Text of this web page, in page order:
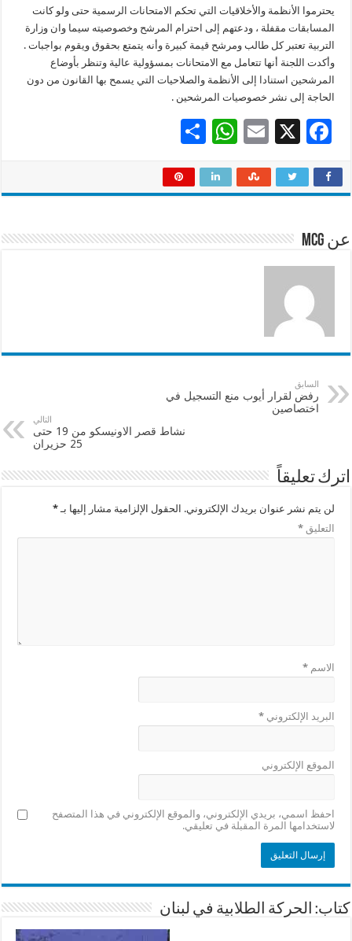
يحترموا الأنظمة والأخلاقيات التي تحكم الامتحانات الرسمية حتى ولو كانت
المسابقات مقفلة ، ودعتهم إلى احترام المرشح وخصوصيته سيما وان وزارة
التربية تعتبر كل طالب ومرشح قيمة كبيرة وأنه يتمتع بحقوق ويقوم بواجبات .
وأكدت اللجنة أنها تتعامل مع الامتحانات بمسؤولية عالية وتنظر بأوضاع
المرشحين استنادا إلى الأنظمة والصلاحيات التي يسمح بها القانون من دون
الحاجة إلى نشر خصوصيات المرشحين .
F
e
o
k
X
E
ai
W
at
p
ar
عن mcg
السابق
رفض لقرار أيوب منع التسجيل في
اختصاصين
التالي
نشاط قصر الاونيسكو من 19 حتى
25 حزيران
اترك تعليقاً
لن يتم نشر عنوان بريدك الإلكتروني. الحقول الإلزامية مشار إليها بـ*
التعليق*
الاسم*
البريد الإلكتروني*
الموقع الإلكتروني
احفظ اسمي، بريدي الإلكتروني، والموقع الإلكتروني في هذا المتصفح
لاستخدامها المرة المقبلة في تعليقي.
كتاب: الحركة الطلابية في لبنان